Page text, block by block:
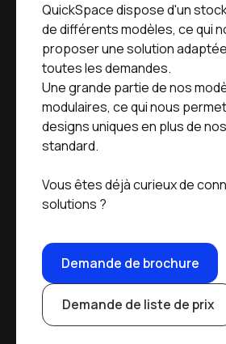
QuickSpace dispose d'un
de différents modèles, ce qui
proposer une solution
toutes les demandes.
Une grande partie de nos
modulaires, ce qui nous
designs uniques en plus de
standard.
Vous êtes déjà curieux de
solutions ?
Demande de brochure
Demande de liste de prix